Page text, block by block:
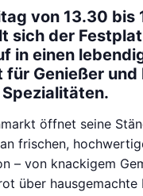
von 13.30 bis
sich der
in einen
Genießer und
öffnet seine
frischen,
– von knackigem
über hausgemachte